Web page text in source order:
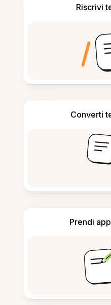
Riscrivi
Converti
Prendi